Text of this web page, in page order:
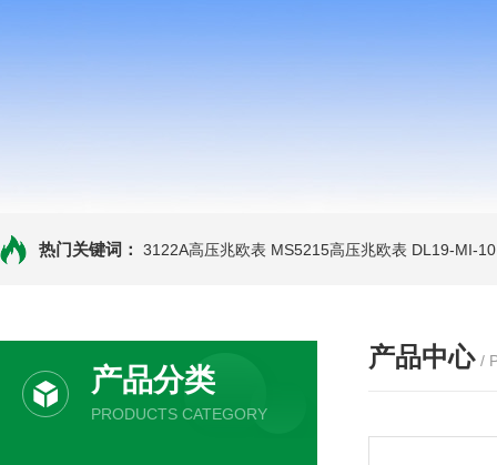
热门关键词： 3122A高压兆欧表 MS5215高压兆欧表 DL19-MI-
产品分类
PRODUCTS CATEGORY
产品中心 /